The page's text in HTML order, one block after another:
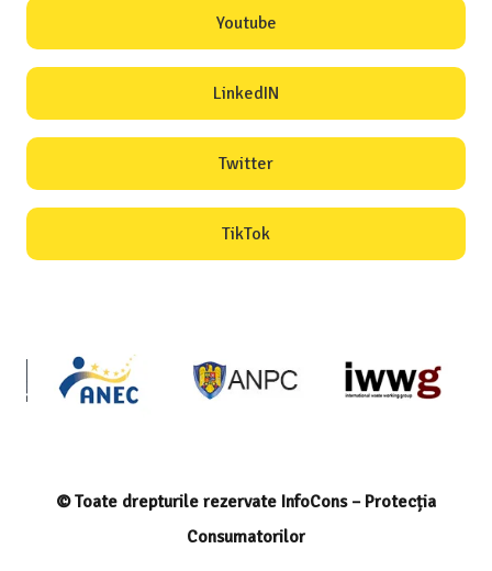
Youtube
LinkedIN
Twitter
TikTok
© Toate drepturile rezervate InfoCons – Protecția
Consumatorilor